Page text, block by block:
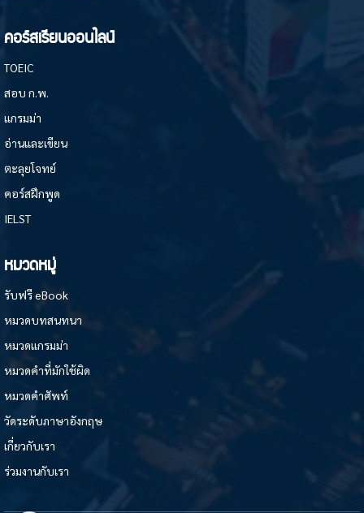
คอร์สเรียนออนไลน์
TOEIC
สอบ ก.พ.
แกรมม่า
อ่านและเขียน
ตะลุยโจทย์
คอร์สฝึกพูด
IELST
หมวดหมู่
รับฟรี eBook
หมวดบทสนทนา
หมวดแกรมม่า
หมวดคำที่มักใช้ผิด
หมวดคำศัพท์
วัดระดับภาษาอังกฤษ
เกี่ยวกับเรา
ร่วมงานกับเรา